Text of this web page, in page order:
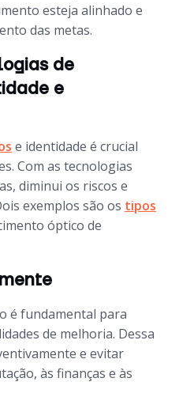
esteja alinhado e
das metas.
de
e
e identidade é crucial
Com as tecnologias
diminui os riscos e
exemplos são os tipos
óptico de
é fundamental para
de melhoria. Dessa
e evitar
às finanças e às